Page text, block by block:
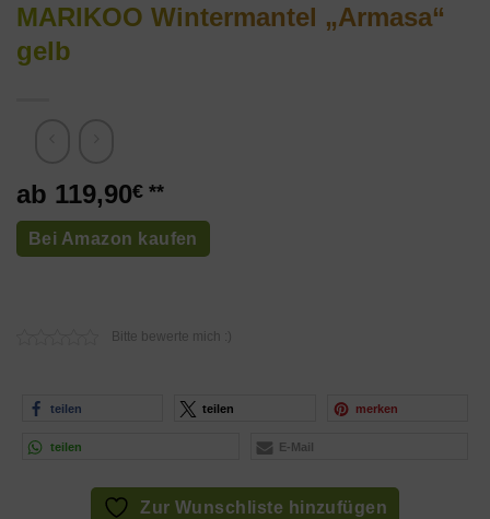
MARIKOO Wintermantel „Armasa“
gelb
119,90€
Bei Amazon kaufen
Bitte bewerte mich :)
teilen teilen merken
teilen E-Mail
Zur Wunschliste hinzufügen